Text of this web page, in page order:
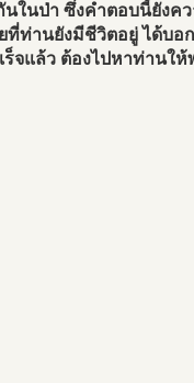
นในป่า ซึ่งคำตอบนี้ยังค
ที่ท่านยังมีชีวิตอยู่ ได้บอ
ร็จแล้ว ต้องไปหาท่านใ